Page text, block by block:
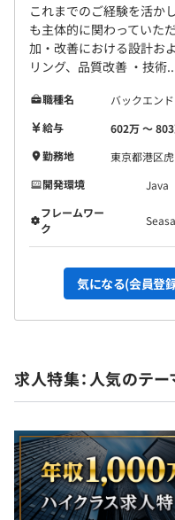
これまでのご経験を活か
も主体的に関わっていた
加・改善における設計お
リング、品質改善 ・技術
職種名
バックエン
給与
602万 〜
勤務地
東京都港区
開発環境
Java
フレームワー
ク
気になる(会員登
求人特集：人気のテ